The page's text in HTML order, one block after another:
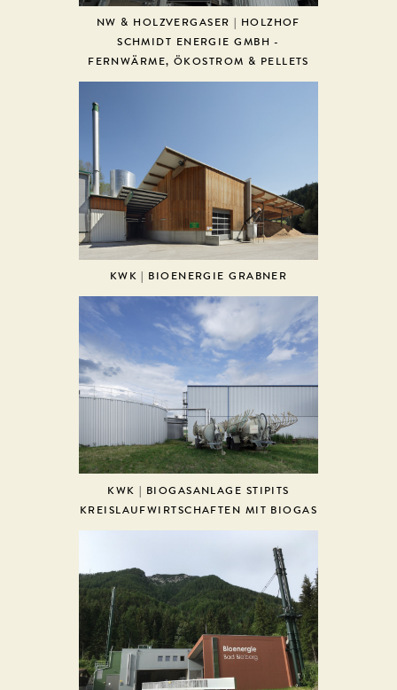
NW & HOLZVERGASER | HOLZHOF
SCHMIDT ENERGIE GMBH -
FERNWÄRME, ÖKOSTROM & PELLETS
KWK | BIOENERGIE GRABNER
KWK | BIOGASANLAGE STIPITS
KREISLAUFWIRTSCHAFTEN MIT BIOGAS